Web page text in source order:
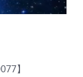
】